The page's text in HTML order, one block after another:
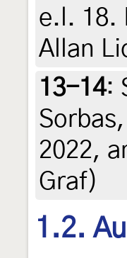
e.l. 18.
Allan
13-14:
2022,
Graf)
1.2.